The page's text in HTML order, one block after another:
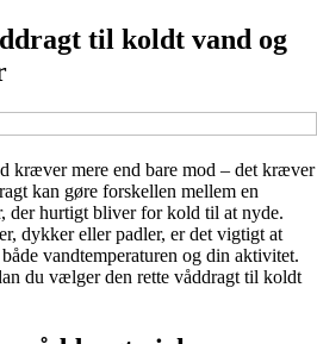
til koldt vand og
kræver mere end bare mod – det kræver
kan gøre forskellen mellem en
der hurtigt bliver for kold til at nyde.
dykker eller padler, er det vigtigt at
vandtemperaturen og din aktivitet.
du vælger den rette våddragt til koldt